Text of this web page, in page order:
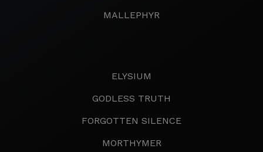
MALLEPHYR
ELYSIUM
GODLESS TRUTH
FORGOTTEN SILENCE
MORTHYMER